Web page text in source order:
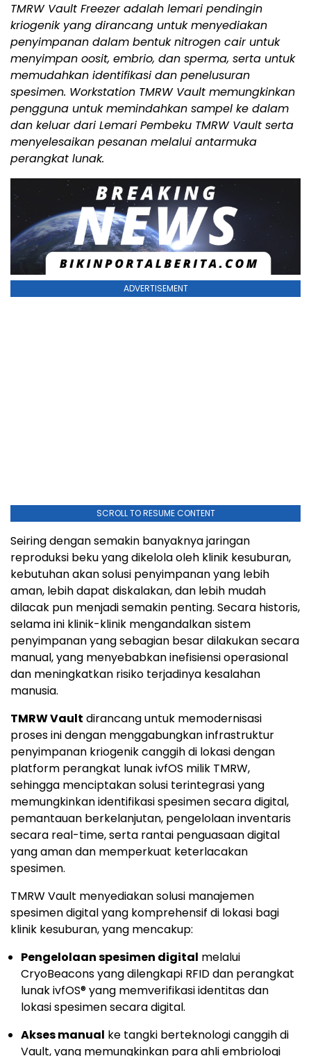
TMRW Vault Freezer adalah lemari pendingin
kriogenik yang dirancang untuk menyediakan
penyimpanan dalam bentuk nitrogen cair untuk
menyimpan oosit, embrio, dan sperma, serta untuk
memudahkan identifikasi dan penelusuran
spesimen. Workstation TMRW Vault memungkinkan
pengguna untuk memindahkan sampel ke dalam
dan keluar dari Lemari Pembeku TMRW Vault serta
menyelesaikan pesanan melalui antarmuka
perangkat lunak.
ADVERTISEMENT
SCROLL TO RESUME CONTENT
Seiring dengan semakin banyaknya jaringan
reproduksi beku yang dikelola oleh klinik kesuburan,
kebutuhan akan solusi penyimpanan yang lebih
aman, lebih dapat diskalakan, dan lebih mudah
dilacak pun menjadi semakin penting. Secara historis,
selama ini klinik-klinik mengandalkan sistem
penyimpanan yang sebagian besar dilakukan secara
manual, yang menyebabkan inefisiensi operasional
dan meningkatkan risiko terjadinya kesalahan
manusia.
TMRW Vault dirancang untuk memodernisasi
proses ini dengan menggabungkan infrastruktur
penyimpanan kriogenik canggih di lokasi dengan
platform perangkat lunak ivfOS milik TMRW,
sehingga menciptakan solusi terintegrasi yang
memungkinkan identifikasi spesimen secara digital,
pemantauan berkelanjutan, pengelolaan inventaris
secara real-time, serta rantai penguasaan digital
yang aman dan memperkuat keterlacakan
spesimen.
TMRW Vault menyediakan solusi manajemen
spesimen digital yang komprehensif di lokasi bagi
klinik kesuburan, yang mencakup:
Pengelolaan spesimen digital melalui
CryoBeacons yang dilengkapi RFID dan perangkat
lunak ivfOS® yang memverifikasi identitas dan
lokasi spesimen secara digital.
Akses manual ke tangki berteknologi canggih di
Vault, yang memungkinkan para ahli embriologi